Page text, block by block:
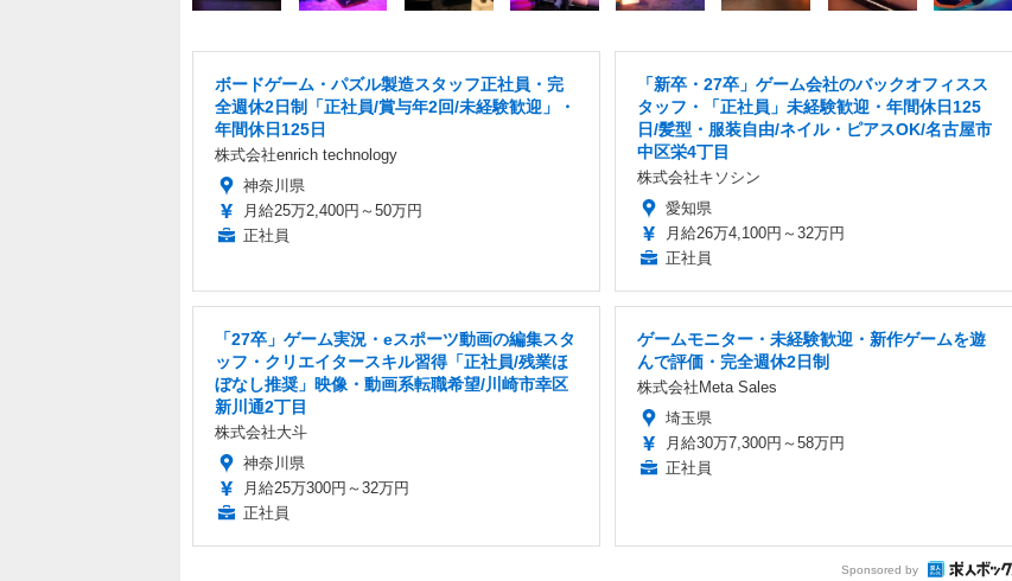
ボードゲーム・パズル製造スタッフ正社員・完
全週休2日制「正社員/賞与年2回/未経験歓迎」・
年間休日125日
株式会社enrich technology
神奈川県
月給25万2,400円～50万円
正社員
「新卒・27卒」ゲーム会社のバックオフィスス
タッフ・「正社員」未経験歓迎・年間休日125
日/髪型・服装自由/ネイル・ピアスOK/名古屋市
中区栄4丁目
株式会社キソシン
愛知県
月給26万4,100円～32万円
正社員
「27卒」ゲーム実況・eスポーツ動画の編集スタ
ッフ・クリエイタースキル習得「正社員/残業ほ
ぼなし推奨」映像・動画系転職希望/川崎市幸区
新川通2丁目
株式会社大斗
神奈川県
月給25万300円～32万円
正社員
ゲームモニター・未経験歓迎・新作ゲームを遊
んで評価・完全週休2日制
株式会社Meta Sales
埼玉県
月給30万7,300円～58万円
正社員
Sponsored by